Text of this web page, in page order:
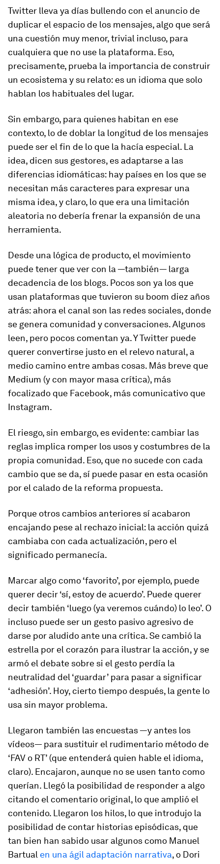
Twitter lleva ya días bullendo con el anuncio de
duplicar el espacio de los mensajes, algo que será
una cuestión muy menor, trivial incluso, para
cualquiera que no use la plataforma. Eso,
precisamente, prueba la importancia de construir
un ecosistema y su relato: es un idioma que solo
hablan los habituales del lugar.
Sin embargo, para quienes habitan en ese
contexto, lo de doblar la longitud de los mensajes
puede ser el fin de lo que la hacía especial. La
idea, dicen sus gestores, es adaptarse a las
diferencias idiomáticas: hay países en los que se
necesitan más caracteres para expresar una
misma idea, y claro, lo que era una limitación
aleatoria no debería frenar la expansión de una
herramienta.
Desde una lógica de producto, el movimiento
puede tener que ver con la —también— larga
decadencia de los blogs. Pocos son ya los que
usan plataformas que tuvieron su boom diez años
atrás: ahora el canal son las redes sociales, donde
se genera comunidad y conversaciones. Algunos
leen, pero pocos comentan ya. Y Twitter puede
querer convertirse justo en el relevo natural, a
medio camino entre ambas cosas. Más breve que
Medium (y con mayor masa crítica), más
focalizado que Facebook, más comunicativo que
Instagram.
El riesgo, sin embargo, es evidente: cambiar las
reglas implica romper los usos y costumbres de la
propia comunidad. Eso, que no sucede con cada
cambio que se da, sí puede pasar en esta ocasión
por el calado de la reforma propuesta.
Porque otros cambios anteriores sí acabaron
encajando pese al rechazo inicial: la acción quizá
cambiaba con cada actualización, pero el
significado permanecía.
Marcar algo como ‘favorito’, por ejemplo, puede
querer decir ‘sí, estoy de acuerdo’. Puede querer
decir también ‘luego (ya veremos cuándo) lo leo’. O
incluso puede ser un gesto pasivo agresivo de
darse por aludido ante una crítica. Se cambió la
estrella por el corazón para ilustrar la acción, y se
armó el debate sobre si el gesto perdía la
neutralidad del ‘guardar’ para pasar a significar
‘adhesión’. Hoy, cierto tiempo después, la gente lo
usa sin mayor problema.
Llegaron también las encuestas —y antes los
vídeos— para sustituir el rudimentario método de
‘FAV o RT’ (que entenderá quien hable el idioma,
claro). Encajaron, aunque no se usen tanto como
querían. Llegó la posibilidad de responder a algo
citando el comentario original, lo que amplió el
contenido. Llegaron los hilos, lo que introdujo la
posibilidad de contar historias episódicas, que
tan bien han sabido usar algunos como Manuel
Bartual en una ágil adaptación narrativa, o Dori